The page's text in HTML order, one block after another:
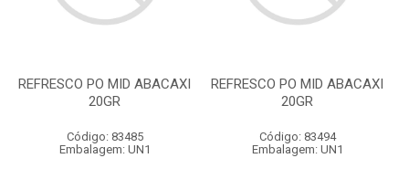
REFRESCO PO MID ABACAXI
20GR
Código: 83485
Embalagem: UN1
REFRESCO PO MID ABACAXI
20GR
Código: 83494
Embalagem: UN1